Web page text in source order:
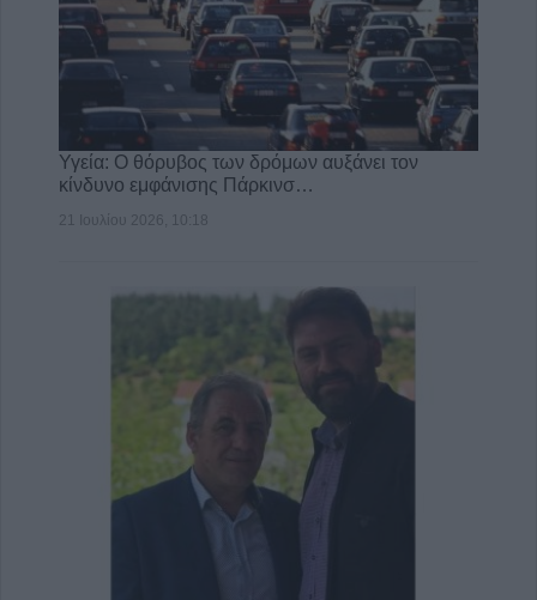
Υγεία: Ο θόρυβος των δρόμων αυξάνει τον
κίνδυνο εμφάνισης Πάρκινσ…
21 Ιουλίου 2026, 10:18